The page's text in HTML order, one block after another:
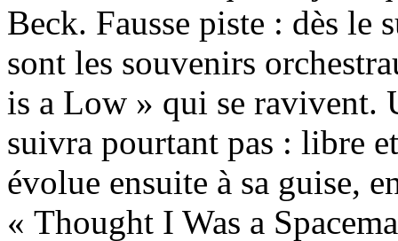
Beck. Fausse piste : dès le
sont les souvenirs
is a Low » qui se ravivent.
suivra pourtant pas : libre
évolue ensuite à sa guise,
« Thought I Was a